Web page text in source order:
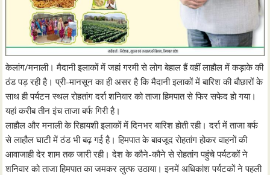
केलांग/मनाली। मैदानी इलाकों में जहां गरमी से लोग बेहाल हैं वहीं लाहौल में कड़ाके की
ठंड पड़ रही है। प्री-मानसून का ही असर है कि मैदानी इलाकों में बारिश की बौछारों के
साथ ही पर्यटन स्थल रोहतांग दर्रा शनिवार को ताजा हिमपात से फिर सफेद हो गया।
यहां करीब तीन इंच ताजा बर्फ गिरी है।
लाहौल और मनाली के रिहायशी इलाकों में दिनभर बारिश होती रही। दर्रा में ताजा बर्फ
से लाहौल घाटी में ठंड भी बढ़ गई है। हिमपात के बावजूद रोहतांग होकर वाहनों की
आवाजाही देर शाम तक जारी रही। देश के कौने-कौने से रोहतांग पहुंचे पर्यटकों ने
शनिवार को ताजा हिमपात का जमकर लुत्फ उठाया। इनमें अधिकांश पर्यटकों ने पहली